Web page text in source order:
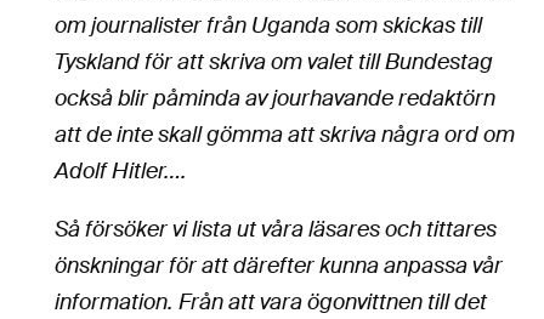
om journalister från Uganda som skickas till
Tyskland för att skriva om valet till Bundestag
också blir påminda av jourhavande redaktörn
att de inte skall gömma att skriva några ord om
Adolf Hitler….
Så försöker vi lista ut våra läsares och tittares
önskningar för att därefter kunna anpassa vår
information. Från att vara ögonvittnen till det